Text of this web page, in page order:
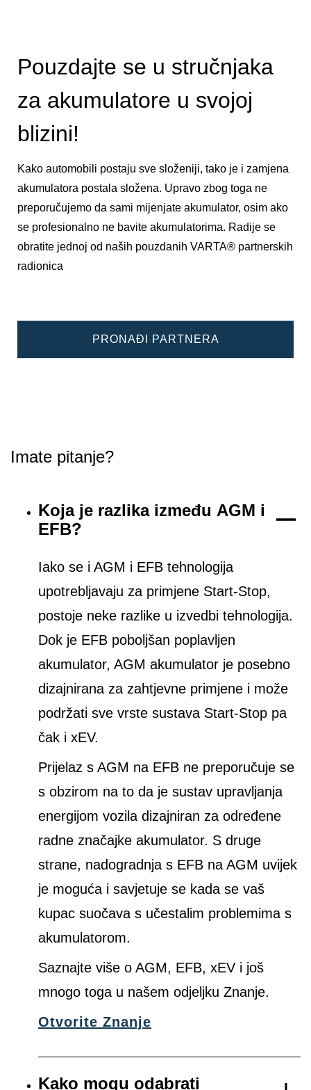
Pouzdajte se u stručnjaka
za akumulatore u svojoj
blizini!
Kako automobili postaju sve složeniji, tako je i zamjena
akumulatora postala složena. Upravo zbog toga ne
preporučujemo da sami mijenjate akumulator, osim ako
se profesionalno ne bavite akumulatorima. Radije se
obratite jednoj od naših pouzdanih VARTA® partnerskih
radionica
PRONAĐI PARTNERA
Imate pitanje?
Koja je razlika između AGM i
EFB?
Iako se i AGM i EFB tehnologija
upotrebljavaju za primjene Start-Stop,
postoje neke razlike u izvedbi tehnologija.
Dok je EFB poboljšan poplavljen
akumulator, AGM akumulator je posebno
dizajnirana za zahtjevne primjene i može
podržati sve vrste sustava Start-Stop pa
čak i xEV.
Prijelaz s AGM na EFB ne preporučuje se
s obzirom na to da je sustav upravljanja
energijom vozila dizajniran za određene
radne značajke akumulator. S druge
strane, nadogradnja s EFB na AGM uvijek
je moguća i savjetuje se kada se vaš
kupac suočava s učestalim problemima s
akumulatorom.
Saznajte više o AGM, EFB, xEV i još
mnogo toga u našem odjeljku Znanje.
Otvorite Znanje
Kako mogu odabrati